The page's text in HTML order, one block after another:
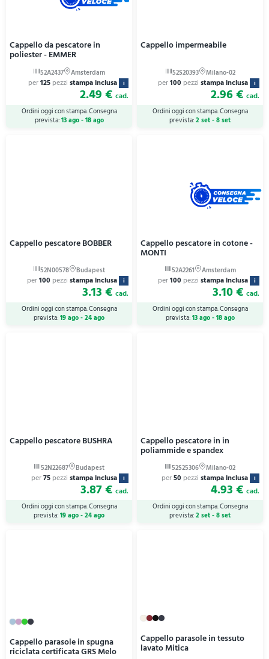
Cappello da pescatore in
poliester - EMMER
per125 pezzi stampa inclusa i
2.49 € cad.
Ordini oggi con stampa. Consegna
prevista:13 ago - 18 ago
Cappello impermeabile
per100 pezzi stampa inclusa i
2.96 € cad.
Ordini oggi con stampa. Consegna
prevista:2 set - 8 set
Cappello pescatore BOBBER
per100 pezzi stampa inclusa i
3.13 € cad.
Ordini oggi con stampa. Consegna
prevista:19 ago - 24 ago
Cappello pescatore in cotone -
MONTI
per100 pezzi stampa inclusa i
3.10 € cad.
Ordini oggi con stampa. Consegna
prevista:13 ago - 18 ago
Cappello pescatore BUSHRA
per75 pezzi stampa inclusa i
3.87 € cad.
Ordini oggi con stampa. Consegna
prevista:19 ago - 24 ago
Cappello pescatore in in
poliammide e spandex
per50 pezzi stampa inclusa i
4.93 € cad.
Ordini oggi con stampa. Consegna
prevista:2 set - 8 set
Cappello parasole in spugna
riciclata certificata GRS Melo
Cappello parasole in tessuto
lavato Mitica